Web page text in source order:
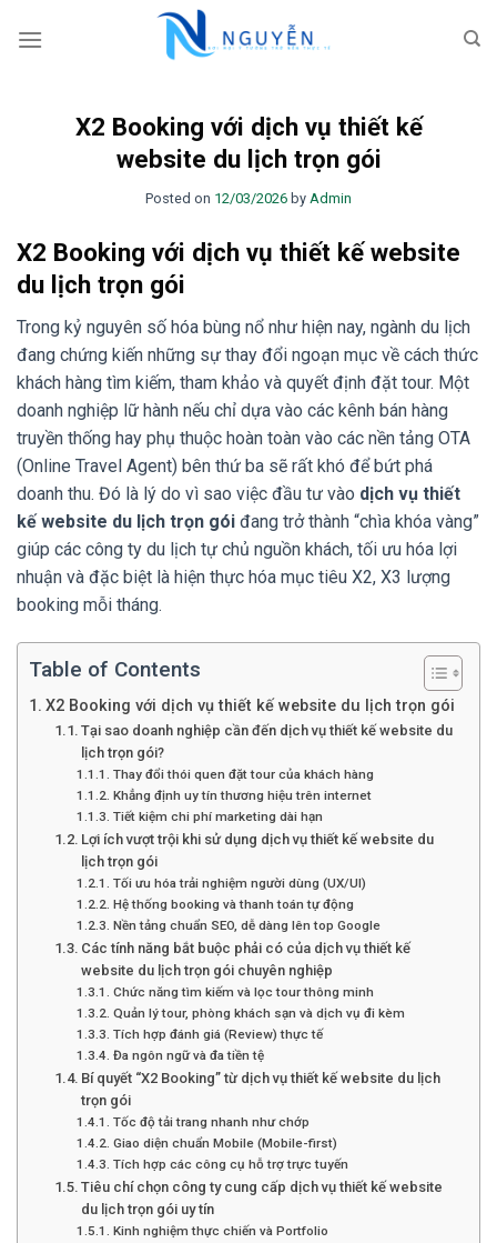
X2 Booking với dịch vụ thiết kế
website du lịch trọn gói
Posted on 12/03/2026 by Admin
X2 Booking với dịch vụ thiết kế website
du lịch trọn gói
Trong kỷ nguyên số hóa bùng nổ như hiện nay, ngành du lịch
đang chứng kiến những sự thay đổi ngoạn mục về cách thức
khách hàng tìm kiếm, tham khảo và quyết định đặt tour. Một
doanh nghiệp lữ hành nếu chỉ dựa vào các kênh bán hàng
truyền thống hay phụ thuộc hoàn toàn vào các nền tảng OTA
(Online Travel Agent) bên thứ ba sẽ rất khó để bứt phá
doanh thu. Đó là lý do vì sao việc đầu tư vào dịch vụ thiết
kế website du lịch trọn gói đang trở thành “chìa khóa vàng”
giúp các công ty du lịch tự chủ nguồn khách, tối ưu hóa lợi
nhuận và đặc biệt là hiện thực hóa mục tiêu X2, X3 lượng
booking mỗi tháng.
Table of Contents
X2 Booking với dịch vụ thiết kế website du lịch trọn gói
Tại sao doanh nghiệp cần đến dịch vụ thiết kế website du
lịch trọn gói?
Thay đổi thói quen đặt tour của khách hàng
Khẳng định uy tín thương hiệu trên internet
Tiết kiệm chi phí marketing dài hạn
Lợi ích vượt trội khi sử dụng dịch vụ thiết kế website du
lịch trọn gói
Tối ưu hóa trải nghiệm người dùng (UX/UI)
Hệ thống booking và thanh toán tự động
Nền tảng chuẩn SEO, dễ dàng lên top Google
Các tính năng bắt buộc phải có của dịch vụ thiết kế
website du lịch trọn gói chuyên nghiệp
Chức năng tìm kiếm và lọc tour thông minh
Quản lý tour, phòng khách sạn và dịch vụ đi kèm
Tích hợp đánh giá (Review) thực tế
Đa ngôn ngữ và đa tiền tệ
Bí quyết “X2 Booking” từ dịch vụ thiết kế website du lịch
trọn gói
Tốc độ tải trang nhanh như chớp
Giao diện chuẩn Mobile (Mobile-first)
Tích hợp các công cụ hỗ trợ trực tuyến
Tiêu chí chọn công ty cung cấp dịch vụ thiết kế website
du lịch trọn gói uy tín
Kinh nghiệm thực chiến và Portfolio